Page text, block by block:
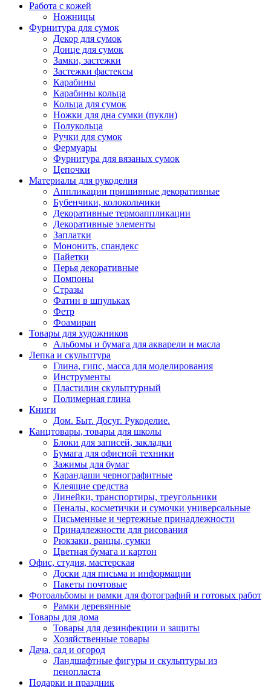
Работа с кожей
Ножницы
Фурнитура для сумок
Декор для сумок
Донце для сумок
Замки, застежки
Застежки фастексы
Карабины
Карабины кольца
Кольца для сумок
Ножки для дна сумки (пукли)
Полукольца
Ручки для сумок
Фермуары
Фурнитура для вязаных сумок
Цепочки
Материалы для рукоделия
Аппликации пришивные декоративные
Бубенчики, колокольчики
Декоративные термоаппликации
Декоративные элементы
Заплатки
Мононить, спандекс
Пайетки
Перья декоративные
Помпоны
Стразы
Фатин в шпульках
Фетр
Фоамиран
Товары для художников
Альбомы и бумага для акварели и масла
Лепка и скульптура
Глина, гипс, масса для моделирования
Инструменты
Пластилин скульптурный
Полимерная глина
Книги
Дом. Быт. Досуг. Рукоделие.
Канцтовары, товары для школы
Блоки для записей, закладки
Бумага для офисной техники
Зажимы для бумаг
Карандаши чернографитные
Клеящие средства
Линейки, транспортиры, треугольники
Пеналы, косметички и сумочки универсальные
Письменные и чертежные принадлежности
Принадлежности для рисования
Рюкзаки, ранцы, сумки
Цветная бумага и картон
Офис, студия, мастерская
Доски для письма и информации
Пакеты почтовые
Фотоальбомы и рамки для фотографий и готовых работ
Рамки деревянные
Товары для дома
Товары для дезинфекции и защиты
Хозяйственные товары
Дача, сад и огород
Ландшафтные фигуры и скульптуры из
пенопласта
Подарки и праздник